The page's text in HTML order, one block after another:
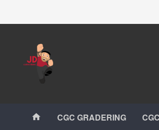
Produkter
CGC GRADERING